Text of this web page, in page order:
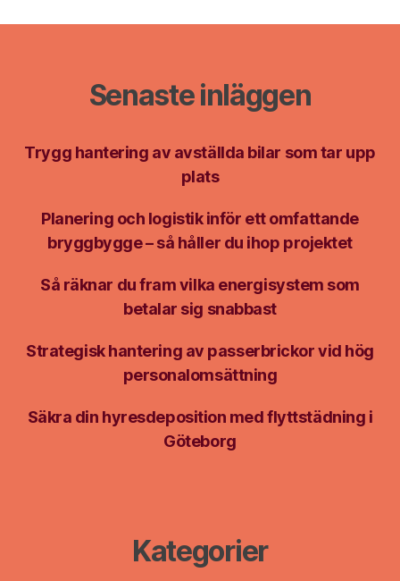
Senaste inläggen
Trygg hantering av avställda bilar som tar upp
plats
Planering och logistik inför ett omfattande
bryggbygge – så håller du ihop projektet
Så räknar du fram vilka energisystem som
betalar sig snabbast
Strategisk hantering av passerbrickor vid hög
personalomsättning
Säkra din hyresdeposition med flyttstädning i
Göteborg
Kategorier